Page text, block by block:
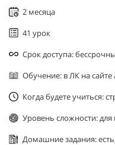
2 месяца
41 урок
Срок доступа:
Обучение: в ЛК на сайте
Когда будете учиться:
Уровень сложности:
Домашние задания: